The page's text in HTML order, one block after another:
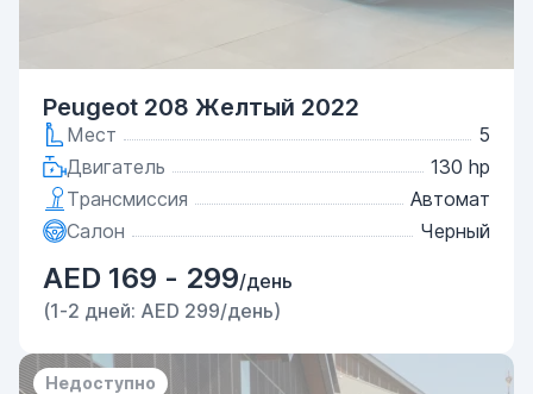
Peugeot 208 Желтый 2022
Мест
5
Двигатель
130 hp
Трансмиссия
Автомат
Салон
Черный
AED 169 - 299/день
(1-2 дней: AED 299/день)
Недоступно